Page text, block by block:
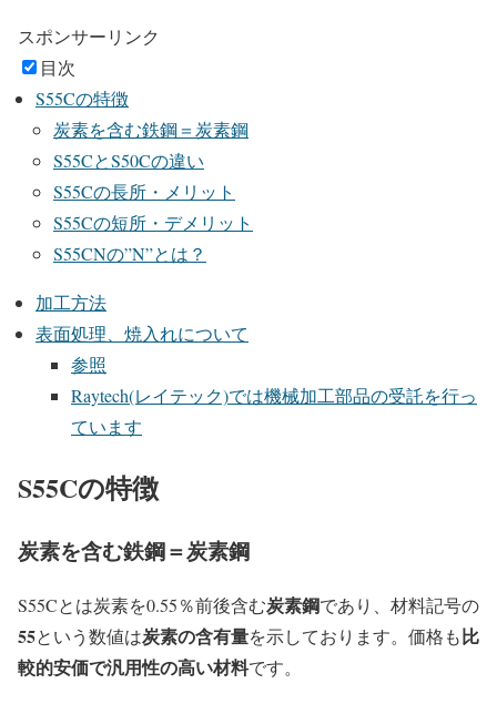
スポンサーリンク
目次
S55Cの特徴
炭素を含む鉄鋼＝炭素鋼
S55CとS50Cの違い
S55Cの長所・メリット
S55Cの短所・デメリット
S55CNの”N”とは？
加工方法
表面処理、焼入れについて
参照
Raytech(レイテック)では機械加工部品の受託を行っ
ています
S55Cの特徴
炭素を含む鉄鋼＝炭素鋼
S55Cとは炭素を0.55％前後含む炭素鋼であり、材料記号の
55という数値は炭素の含有量を示しております。価格も比
較的安価で汎用性の高い材料です。